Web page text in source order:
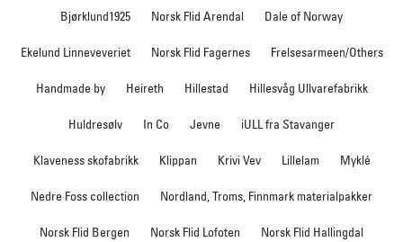
Bjørklund1925 Norsk Flid Arendal Dale of Norway
Ekelund Linneveveriet Norsk Flid Fagernes Frelsesarmeen/Others
Handmade by Heireth Hillestad Hillesvåg Ullvarefabrikk
Huldresølv In Co Jevne iULL fra Stavanger
Klaveness skofabrikk Klippan Krivi Vev Lillelam Myklé
Nedre Foss collection Nordland, Troms, Finnmark materialpakker
Norsk Flid Bergen Norsk Flid Lofoten Norsk Flid Hallingdal